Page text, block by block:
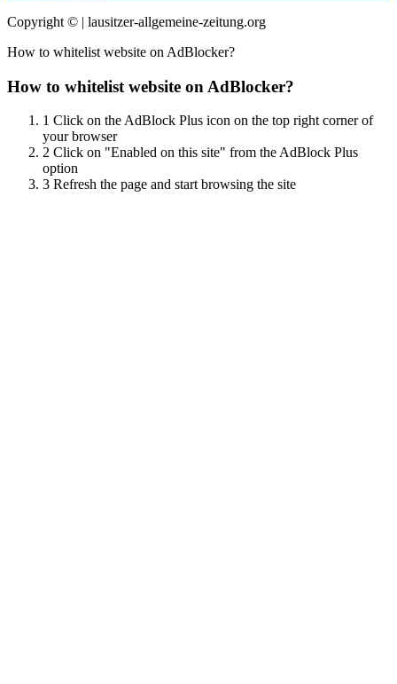
Copyright © | lausitzer-allgemeine-zeitung.org
How to whitelist website on AdBlocker?
How to whitelist website on AdBlocker?
1 Click on the AdBlock Plus icon on the top right corner of
your browser
2 Click on "Enabled on this site" from the AdBlock Plus
option
3 Refresh the page and start browsing the site